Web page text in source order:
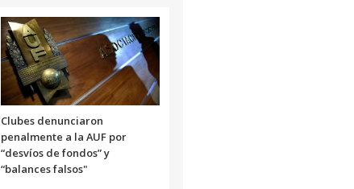
Clubes denunciaron
penalmente a la AUF por
“desvíos de fondos” y
“balances falsos"